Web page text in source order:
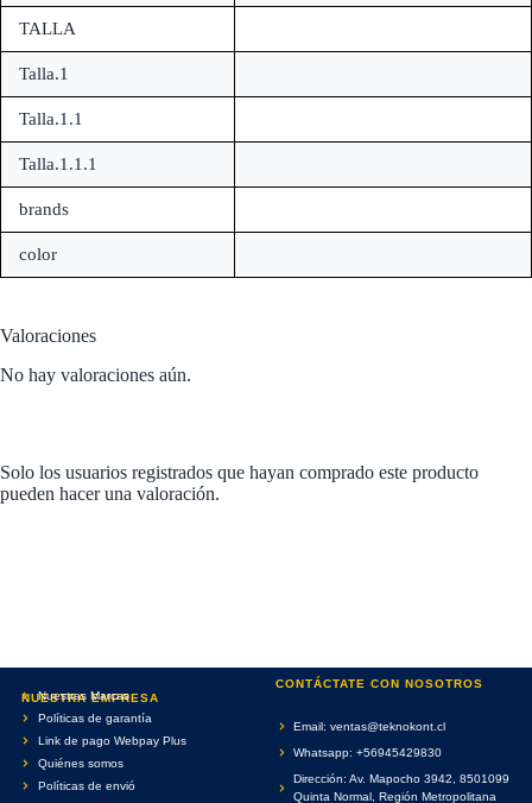
TALLA
Talla.1
Talla.1.1
Talla.1.1.1
brands
color
Valoraciones
No hay valoraciones aún.
Solo los usuarios registrados que hayan comprado este producto
pueden hacer una valoración.
NUESTRA EMPRESA
Nuestras Marcas
Políticas de garantía
Link de pago Webpay Plus
Quiénes somos
Políticas de envió
CONTÁCTATE CON NOSOTROS
Email: ventas@teknokont.cl
Whatsapp: +56945429830
Dirección: Av. Mapocho 3942, 8501099
Quinta Normal, Región Metropolitana